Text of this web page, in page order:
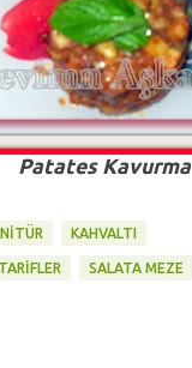
Patates Kavurma
KAHVALTI
SALATA MEZE